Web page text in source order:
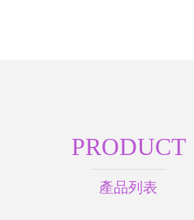
PRODUCT
產品列表